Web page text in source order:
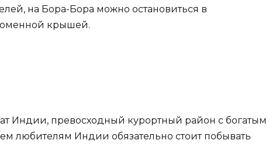
на Бора-Бора можно остановиться в
крышей.
Индии, превосходный курортный район с богатым
любителям Индии обязательно стоит побывать